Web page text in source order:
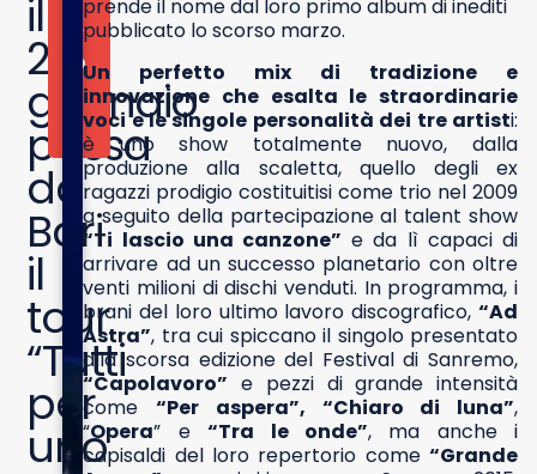
il
24
gennaio
passa
da
Bari
il
tour
“Tutti
per
uno
A
O
prende il nome dal loro primo album di inediti
pubblicato lo scorso marzo.
Un perfetto mix di tradizione e
innovazione che esalta le straordinarie
voci e le singole personalità dei tre artisti:
è uno show totalmente nuovo, dalla
produzione alla scaletta, quello degli ex
ragazzi prodigio costituitisi come trio nel 2009
a seguito della partecipazione al talent show
“Ti lascio una canzone” e da lì capaci di
arrivare ad un successo planetario con oltre
venti milioni di dischi venduti. In programma, i
brani del loro ultimo lavoro discografico,“Ad
Astra”, tra cui spiccano il singolo presentato
alla scorsa edizione del Festival di Sanremo,
“Capolavoro” e pezzi di grande intensità
come“Per aspera”, “Chiaro di luna”,
“Opera” e“Tra le onde”, ma anche i
capisaldi del loro repertorio come“Grande